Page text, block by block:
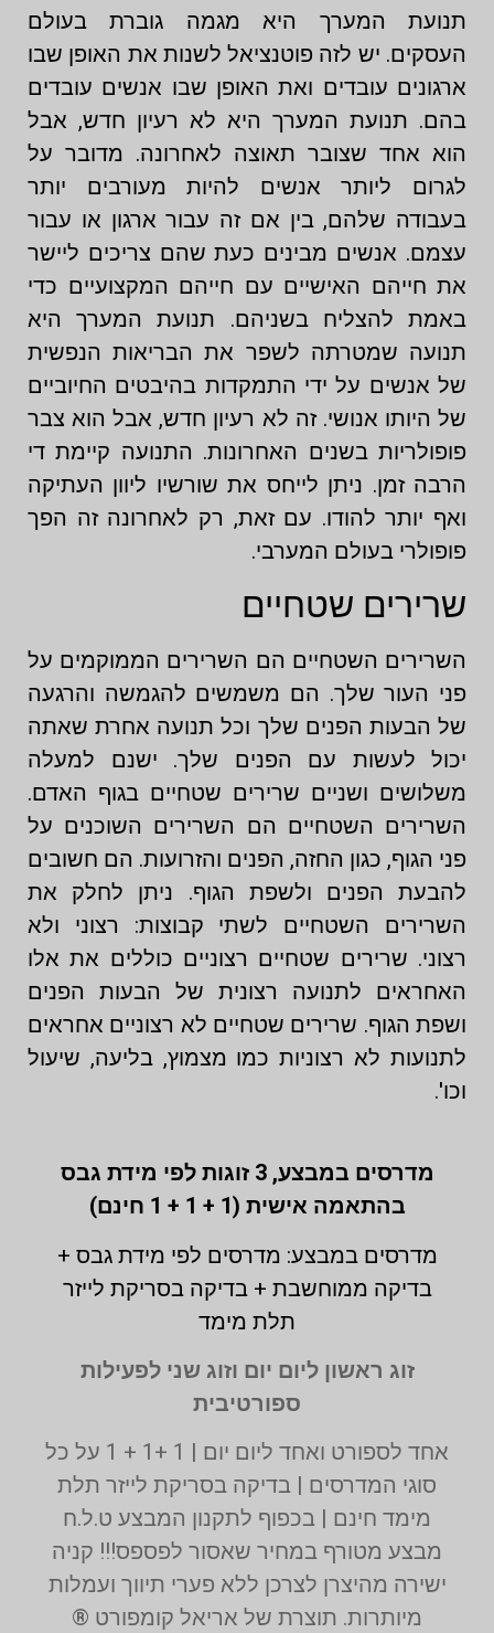
תנועת המערך היא מגמה גוברת בעולם
העסקים. יש לזה פוטנציאל לשנות את האופן שבו
ארגונים עובדים ואת האופן שבו אנשים עובדים
בהם. תנועת המערך היא לא רעיון חדש, אבל
הוא אחד שצובר תאוצה לאחרונה. מדובר על
לגרום ליותר אנשים להיות מעורבים יותר
בעבודה שלהם, בין אם זה עבור ארגון או עבור
עצמם. אנשים מבינים כעת שהם צריכים ליישר
את חייהם האישיים עם חייהם המקצועיים כדי
באמת להצליח בשניהם. תנועת המערך היא
תנועה שמטרתה לשפר את הבריאות הנפשית
של אנשים על ידי התמקדות בהיבטים החיוביים
של היותו אנושי. זה לא רעיון חדש, אבל הוא צבר
פופולריות בשנים האחרונות. התנועה קיימת די
הרבה זמן. ניתן לייחס את שורשיו ליוון העתיקה
ואף יותר להודו. עם זאת, רק לאחרונה זה הפך
פופולרי בעולם המערבי.
שרירים שטחיים
השרירים השטחיים הם השרירים הממוקמים על
פני העור שלך. הם משמשים להגמשה והרגעה
של הבעות הפנים שלך וכל תנועה אחרת שאתה
יכול לעשות עם הפנים שלך. ישנם למעלה
משלושים ושניים שרירים שטחיים בגוף האדם.
השרירים השטחיים הם השרירים השוכנים על
פני הגוף, כגון החזה, הפנים והזרועות. הם חשובים
להבעת הפנים ולשפת הגוף. ניתן לחלק את
השרירים השטחיים לשתי קבוצות: רצוני ולא
רצוני. שרירים שטחיים רצוניים כוללים את אלו
האחראים לתנועה רצונית של הבעות הפנים
ושפת הגוף. שרירים שטחיים לא רצוניים אחראים
לתנועות לא רצוניות כמו מצמוץ, בליעה, שיעול
וכו'.
מדרסים במבצע,
3 זוגות לפי מידת גבס
בהתאמה אישית (1 + 1 + 1 חינם)
מדרסים במבצע: מדרסים לפי מידת גבס +
בדיקה ממוחשבת + בדיקה בסריקת לייזר
תלת מימד
זוג ראשון ליום יום וזוג שני לפעילות
ספורטיבית
אחד לספורט ואחד ליום יום | 1 +1 + 1 על כל
סוגי המדרסים | בדיקה בסריקת לייזר תלת
מימד חינם | בכפוף לתקנון המבצע ט.ל.ח
מבצע מטורף במחיר שאסור לפספס!!! קניה
ישירה מהיצרן לצרכן ללא פערי תיווך ועמלות
מיותרות. תוצרת של אריאל קומפורט ®